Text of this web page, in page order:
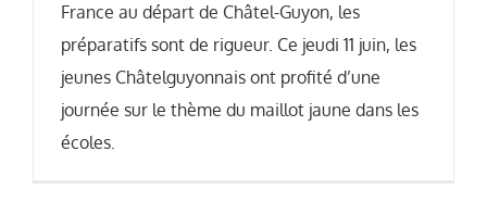
France au départ de Châtel-Guyon, les
préparatifs sont de rigueur. Ce jeudi 11 juin, les
jeunes Châtelguyonnais ont profité d’une
journée sur le thème du maillot jaune dans les
écoles.